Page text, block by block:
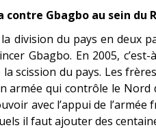
Gbagbo au sein du
division du pays en deux
Gbagbo. En 2005,
la scission du pays. Les
armée qui contrôle le
avec l’appui de
il faut ajouter des